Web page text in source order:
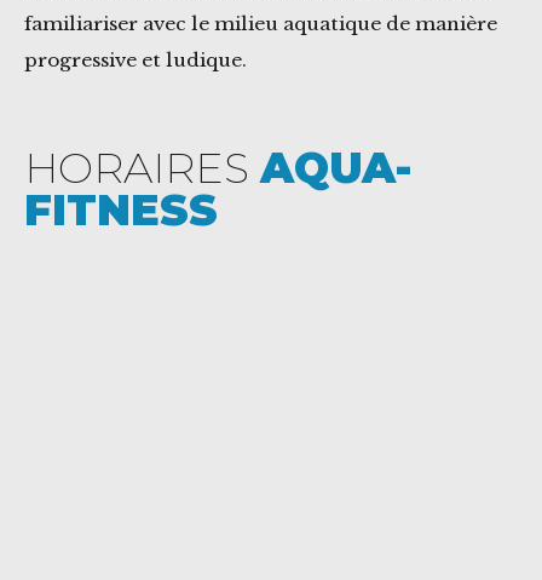
familiariser avec le milieu aquatique de manière
progressive et ludique.
HORAIRESAQUA-
FITNESS